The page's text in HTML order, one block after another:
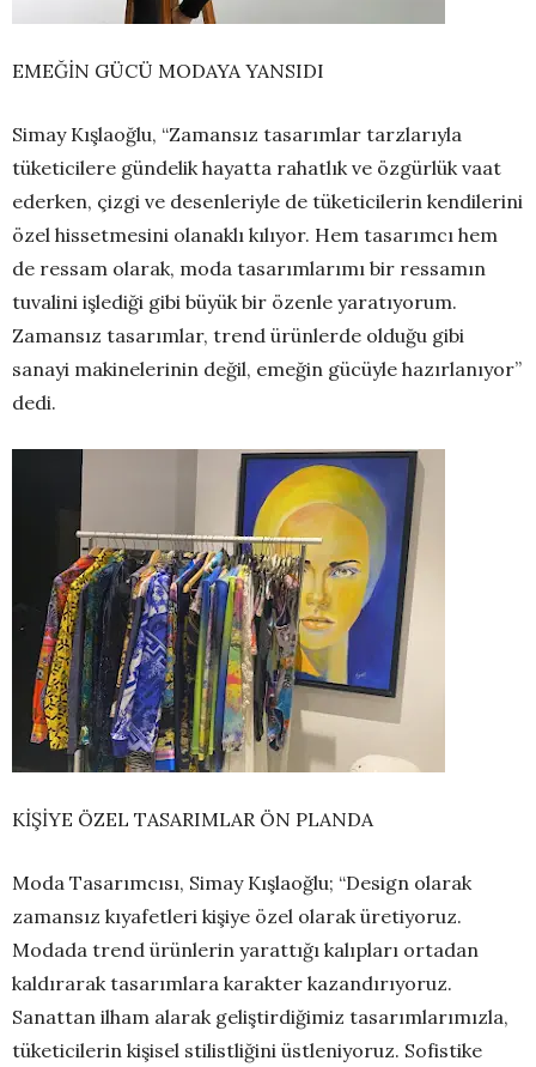
EMEĞİN GÜCÜ MODAYA YANSIDI
Simay Kışlaoğlu, “Zamansız tasarımlar tarzlarıyla
tüketicilere gündelik hayatta rahatlık ve özgürlük vaat
ederken, çizgi ve desenleriyle de tüketicilerin kendilerini
özel hissetmesini olanaklı kılıyor. Hem tasarımcı hem
de ressam olarak, moda tasarımlarımı bir ressamın
tuvalini işlediği gibi büyük bir özenle yaratıyorum.
Zamansız tasarımlar, trend ürünlerde olduğu gibi
sanayi makinelerinin değil, emeğin gücüyle hazırlanıyor”
dedi.
KİŞİYE ÖZEL TASARIMLAR ÖN PLANDA
Moda Tasarımcısı, Simay Kışlaoğlu; “Design olarak
zamansız kıyafetleri kişiye özel olarak üretiyoruz.
Modada trend ürünlerin yarattığı kalıpları ortadan
kaldırarak tasarımlara karakter kazandırıyoruz.
Sanattan ilham alarak geliştirdiğimiz tasarımlarımızla,
tüketicilerin kişisel stilistliğini üstleniyoruz. Sofistike